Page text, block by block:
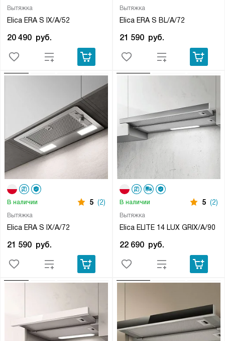
Вытяжка
Elica ERA S IX/A/52
20 490 руб.
Вытяжка
Elica ERA S BL/A/72
21 590 руб.
Вытяжка
Elica ERA S IX/A/72
В наличии 5 (2)
21 590 руб.
Вытяжка
Elica ELITE 14 LUX GRIX/A/90
В наличии 5 (2)
22 690 руб.